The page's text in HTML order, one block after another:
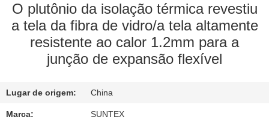
FÁBRICA
CONTROLE
QUALIDADE
O plutônio da isolação térmica revestiu
a tela da fibra de vidro/a tela altamente
resistente ao calor 1.2mm para a
junção de expansão flexível
Lugar de origem: China
Marca: SUNTEX